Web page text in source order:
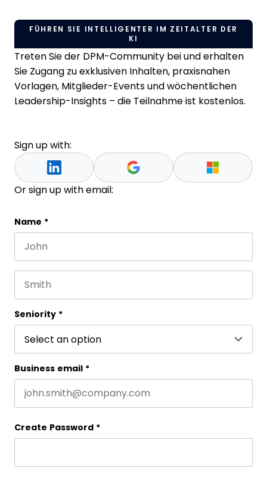
FÜHREN SIE INTELLIGENTER IM ZEITALTER DER
KI
Treten Sie der DPM-Community bei und erhalten
Sie Zugang zu exklusiven Inhalten, praxisnahen
Vorlagen, Mitglieder-Events und wöchentlichen
Leadership-Insights – die Teilnahme ist kostenlos.
Sign up with:
Or sign up with email:
Phone
This field is for validation purposes and should be
Name *
Seniority *
Business email *
Create Password *